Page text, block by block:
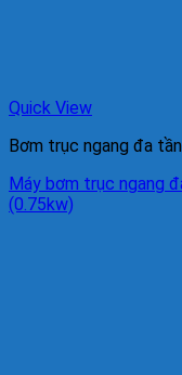
Quick View
Bơm trục ngang đa
Máy bơm trục ngang
(0.75kw)